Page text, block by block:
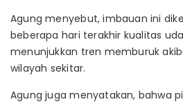
Agung menyebut, imbauan ini
beberapa hari terakhir kualitas
menunjukkan tren memburuk
wilayah sekitar.
Agung juga menyatakan, bahwa